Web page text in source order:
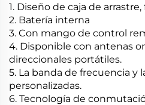
1. Diseño de caja de
2. Batería interna
3. Con mango de control
4. Disponible con antenas
direccionales portátiles.
5. La banda de frecuencia y
personalizadas.
6. Tecnología de